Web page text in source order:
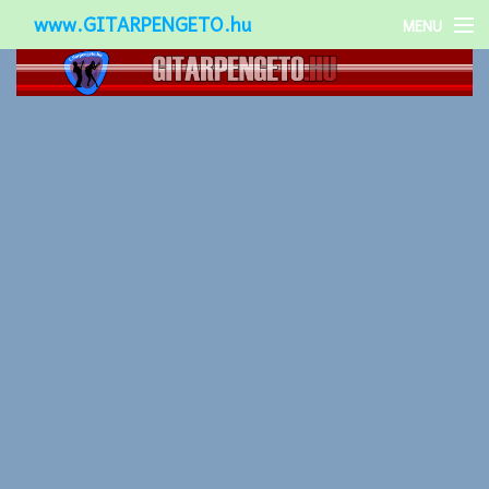
www.GITARPENGETO.hu MENU
Népszerű-